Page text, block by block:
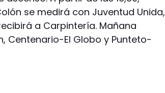
se medirá con Juventud Unida,
a Carpintería. Mañana
Centenario-El Globo y Punteto-